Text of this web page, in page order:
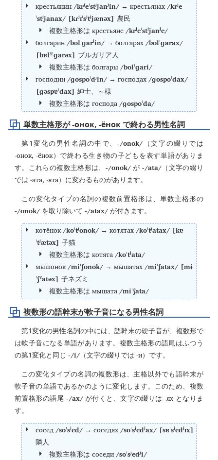
крестьянин/krʲeˈstʲjanʲin/→ крестьянах/krʲe
ˈstʲjanax/ [kɾʲɪˈsʲtʲjænəx] 農民
複数主格形は крестьяне/krʲeˈstʲjanʲe/
болгарин/bolˈɡarʲin/→ болгарах/bolˈɡarax/
[bɐlˠˈɡarəx] ブルガリア人
複数主格形は болгары/bolˈɡari/
господин/ɡospoˈdʲin/→ господах/ɡospoˈdax/
[ɡəspɐˈdax] 紳士、～様
複数主格形は господа/ɡospoˈda/
単数主格形が -онок, -ёнок で終わる男性名詞
第1変化の男性名詞の中で、-/onok/ （文字の綴りでは
-онок, -ёнок）で終わる生き物の子どもを表す単語がありま
す。これらの複数主格形は、 -/onok/が -/ata/（文字の綴り
では -ата, -ята）に変わるものがあります。
この変化タイプの名詞の複数前置格形は、単数主格形の
-/onok/ を取り除いて -/atax/ が付きます。
котёнок/koˈtʲonok/→ котятах/koˈtʲatax/ [kɐ
ˈtʲætəx] 子猫
複数主格形は котята/koˈtʲata/
мышонок/miˈʃonok/→ мышатах/miˈʃatax/ [mɨ
ˈʃˠatəx] 子ネズミ
複数主格形は мышата/miˈʃata/
複数形の語幹末が軟子音になる男性名詞
第1変化の男性名詞の中には、語幹末の硬子音が、複数形で
は軟子音になる単語があります。複数主格形の語尾はふつう
の第1変化と同じ -/i/ （文字の綴りでは -и）です。
この変化タイプの名詞の複数形は、主格以外でも語幹末が
軟子音の単語であるかのように変化します。このため、複数
前置格形の語尾 -/ax/が付くと、文字の綴りは-ях となりま
す。
сосед/soˈsʲed/→ соседях/soˈsʲedʲax/ [sɐˈsʲedʲɪx]
隣人
複数主格形は соседи/soˈsʲedʲi/